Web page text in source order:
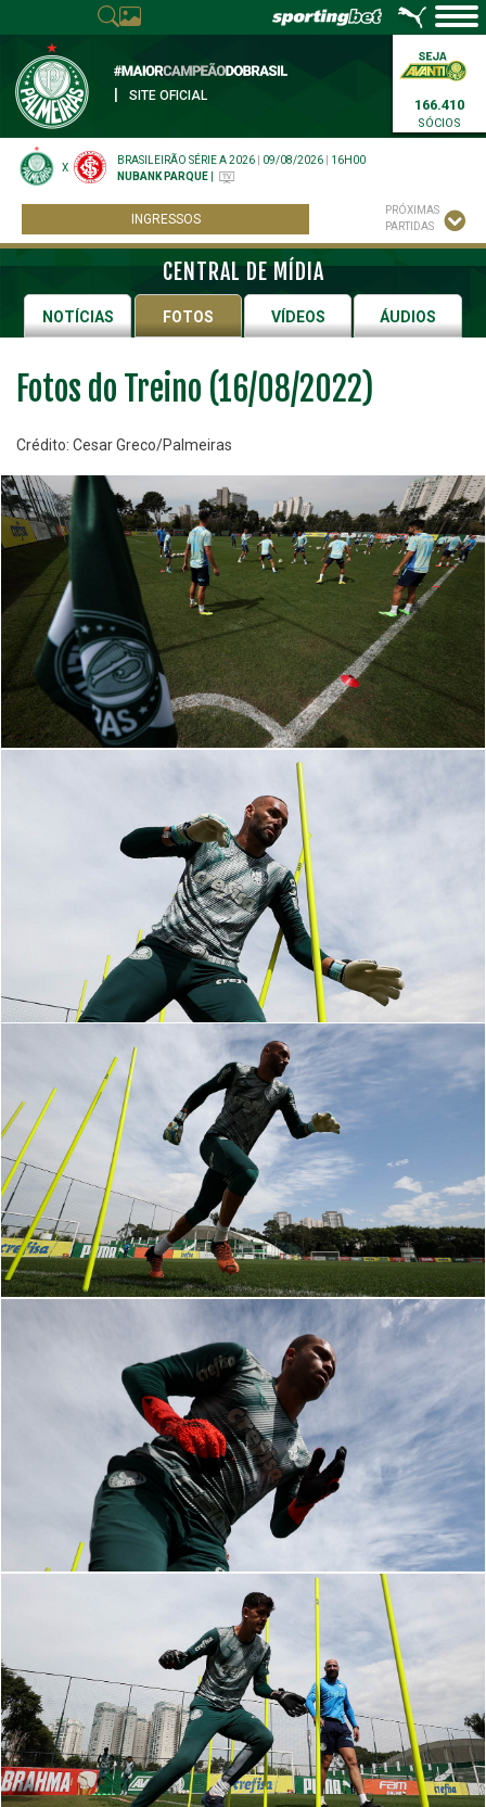
SITE OFICIAL
166.410
SÓCIOS
X
BRASILEIRÃO SÉRIE A 2026 09/08/2026
16H00
NUBANK PARQUE
INGRESSOS
PRÓXIMAS
PARTIDAS
CENTRAL DE MÍDIA
NOTÍCIAS FOTOS VÍDEOS ÁUDIOS
Fotos do Treino (16/08/2022)
Crédito: Cesar Greco/Palmeiras